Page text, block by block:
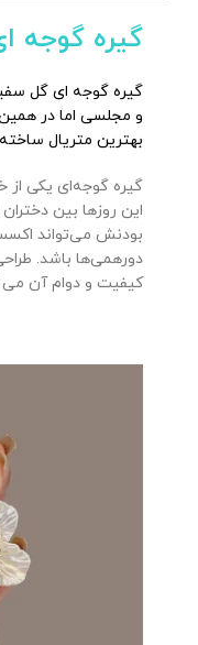
گیره گوجه
و مجلسی اما در همین
بهترین متریال
گیره گوجه‌ای یکی از
این روزها بین
بودنش می‌تواند
دورهمی‌ها باشد.
کیفیت و دوام آن می